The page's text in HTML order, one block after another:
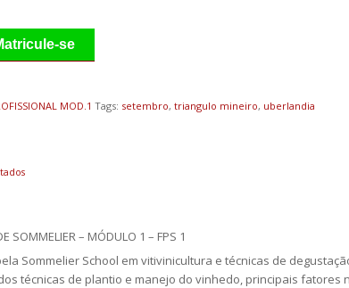
se
MOD.1 Tags: setembro,triangulo mineiro, uberlandia
SOMMELIER – MÓDULO 1 – FPS 1
Sommelier School em vitivinicultura e técnicas de
técnicas de plantio e manejo do vinhedo, principais fatores